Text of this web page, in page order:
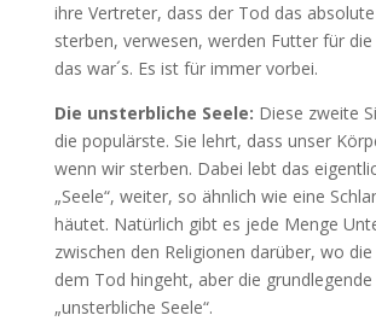
ihre Vertreter, dass der Tod das
sterben, verwesen, werden Futter für
das war´s. Es ist für immer vorbei.
Die unsterbliche Seele: Diese zweite
die populärste. Sie lehrt, dass unser
wenn wir sterben. Dabei lebt das
„Seele“, weiter, so ähnlich wie eine
häutet. Natürlich gibt es jede Menge
zwischen den Religionen darüber, wo die
dem Tod hingeht, aber die
„unsterbliche Seele“.